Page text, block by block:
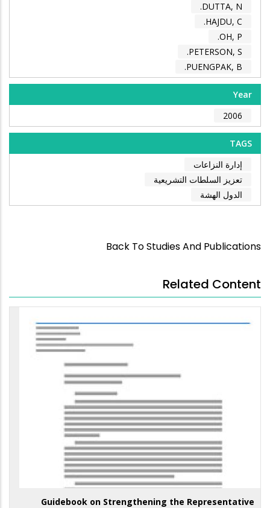
DUTTA, N.
HAJDU, C.
OH, P.
PETERSON, S.
PUENGPAK, B.
Year
2006
TAGS
إدارة النزاعات
تعزيز السلطات التشريعية
الدول الهشة
Back To Studies And Publications
Related Content
Guidebook on Strengthening the Representative